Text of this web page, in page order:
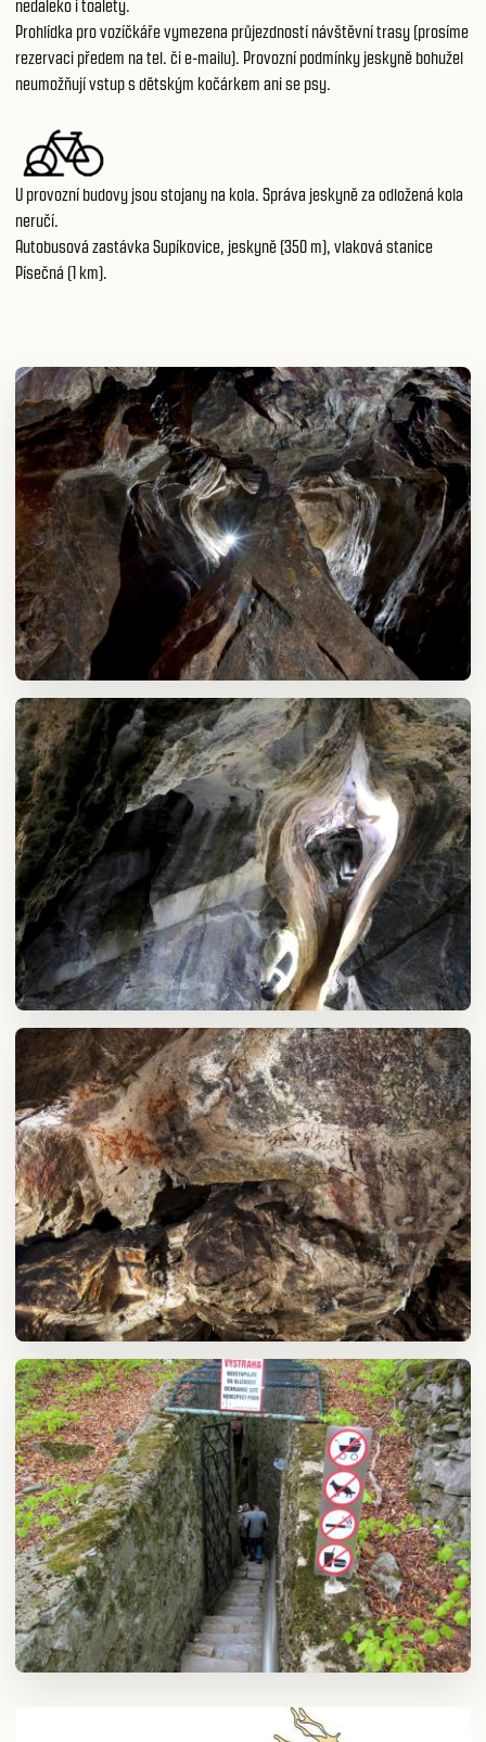
nedaleko i toalety.
Prohlídka pro vozíčkáře vymezena průjezdností návštěvní trasy (prosíme
rezervaci předem na tel. či e-mailu). Provozní podmínky jeskyně bohužel
neumožňují vstup s dětským kočárkem ani se psy.
U provozní budovy jsou stojany na kola. Správa jeskyně za odložená kola
neručí.
Autobusová zastávka Supíkovice, jeskyně (350 m), vlaková stanice
Písečná (1 km).